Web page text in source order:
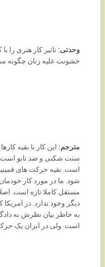
وحدتی: تاثیر کار هنری را
خشونت علیه زنان چگونه می
مترجم: این کار با بقیه
سنت شکنی و ضد تابو است
است. بقیه حرکت های
شود. ما در مورد کار
مستقل کاملا تازه است.
دیگر وجود ندارد. در
به خاطر بیان نظرش به
است. ولی در ایران یک